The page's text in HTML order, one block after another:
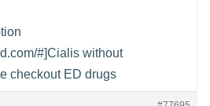
#]Cialis without
checkout ED drugs